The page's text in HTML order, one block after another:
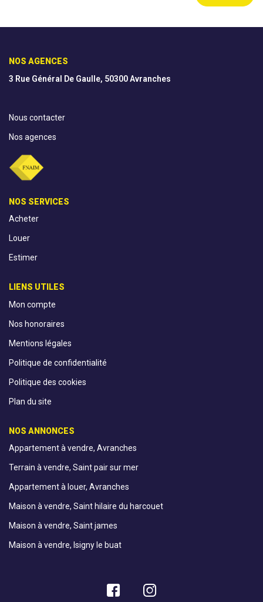
NOS AGENCES
3 Rue Général De Gaulle, 50300 Avranches
Nous contacter
Nos agences
NOS SERVICES
Acheter
Louer
Estimer
LIENS UTILES
Mon compte
Nos honoraires
Mentions légales
Politique de confidentialité
Politique des cookies
Plan du site
NOS ANNONCES
Appartement à vendre, Avranches
Terrain à vendre, Saint pair sur mer
Appartement à louer, Avranches
Maison à vendre, Saint hilaire du harcouet
Maison à vendre, Saint james
Maison à vendre, Isigny le buat